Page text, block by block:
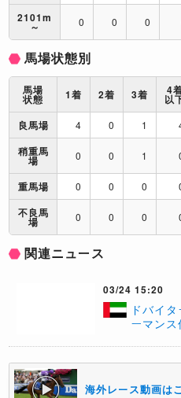
2101m
～ 0 0 0
馬場状態別
馬場
状態 1着 2着 3着 4
以
良馬場
4 0 1
稍重馬
場 0 0 1
重馬場 0 0 0
不良馬
場 0 0 0
関連ニュース
03/24 15:20
ドバイ
ーマン
海外レース動画は